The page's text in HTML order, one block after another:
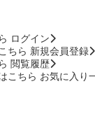
ログイン
新規会員登録
閲覧履歴
お気に入り